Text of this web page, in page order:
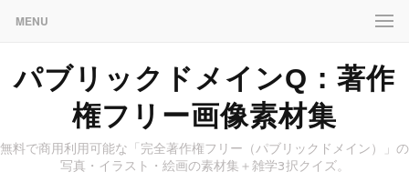
MENU
パブリックドメインQ：著作
権フリー画像素材集
無料で商用利用可能な「完全著作権フリー（パブリックドメイン）」の
写真・イラスト・絵画の素材集＋雑学3択クイズ。